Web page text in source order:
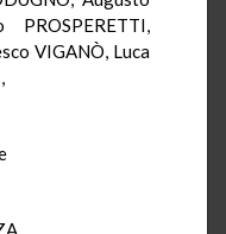
VIGANÒ, Luca